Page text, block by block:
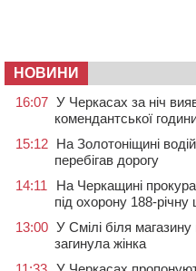
НОВИНИ
16:07 У Черкасах за ніч
комендантської
15:12 На Золотоніщині
перебігав дорогу
14:11
На Черкащині
під охорону 188-річну
13:00 У Смілі біля
загинула жінка